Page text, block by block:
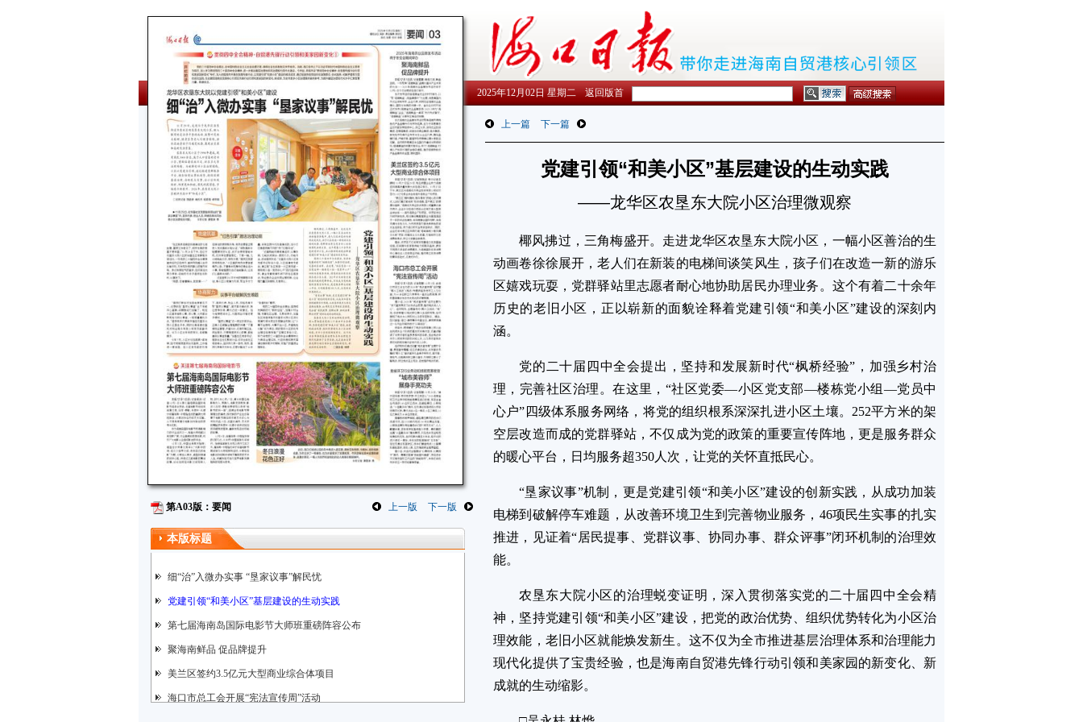
2025年12月02日 星期二 返回版首
第A03版：要闻 上一版 下一版
本版标题
细“治”入微办实事 “垦家议事”解民忧
党建引领“和美小区”基层建设的生动实践
第七届海南岛国际电影节大师班重磅阵容公布
聚海南鲜品 促品牌提升
美兰区签约3.5亿元大型商业综合体项目
海口市总工会开展“宪法宣传周”活动
上一篇 下一篇
党建引领“和美小区”基层建设的生动实践
——龙华区农垦东大院小区治理微观察
椰风拂过，三角梅盛开。走进龙华区农垦东大院小区，一幅小区善治的生
动画卷徐徐展开，老人们在新装的电梯间谈笑风生，孩子们在改造一新的游乐
区嬉戏玩耍，党群驿站里志愿者耐心地协助居民办理业务。这个有着二十余年
历史的老旧小区，正以崭新的面貌诠释着党建引领“和美小区”建设的深刻内
涵。
党的二十届四中全会提出，坚持和发展新时代“枫桥经验”，加强乡村治
理，完善社区治理。在这里，“社区党委—小区党支部—楼栋党小组—党员中
心户”四级体系服务网络，将党的组织根系深深扎进小区土壤。252平方米的架
空层改造而成的党群驿站，不仅成为党的政策的重要宣传阵地，更是服务群众
的暖心平台，日均服务超350人次，让党的关怀直抵民心。
“垦家议事”机制，更是党建引领“和美小区”建设的创新实践，从成功加装
电梯到破解停车难题，从改善环境卫生到完善物业服务，46项民生实事的扎实
推进，见证着“居民提事、党群议事、协同办事、群众评事”闭环机制的治理效
能。
农垦东大院小区的治理蜕变证明，深入贯彻落实党的二十届四中全会精
神，坚持党建引领“和美小区”建设，把党的政治优势、组织优势转化为小区治
理效能，老旧小区就能焕发新生。这不仅为全市推进基层治理体系和治理能力
现代化提供了宝贵经验，也是海南自贸港先锋行动引领和美家园的新变化、新
成就的生动缩影。